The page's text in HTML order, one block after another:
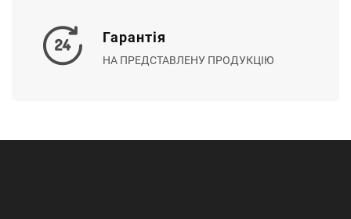
Гарантія
НА ПРЕДСТАВЛЕНУ ПРОДУКЦІЮ